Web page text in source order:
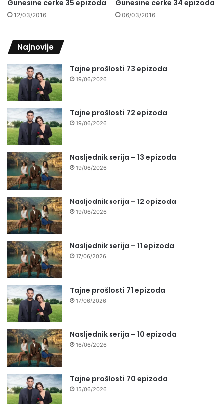
Gunesine cerke 35 epizoda
12/03/2016
Gunesine cerke 34 epizoda
06/03/2016
Najnovije
Tajne prošlosti 73 epizoda
19/06/2026
Tajne prošlosti 72 epizoda
19/06/2026
Nasljednik serija – 13 epizoda
19/06/2026
Nasljednik serija – 12 epizoda
19/06/2026
Nasljednik serija – 11 epizoda
17/06/2026
Tajne prošlosti 71 epizoda
17/06/2026
Nasljednik serija – 10 epizoda
16/06/2026
Tajne prošlosti 70 epizoda
15/06/2026